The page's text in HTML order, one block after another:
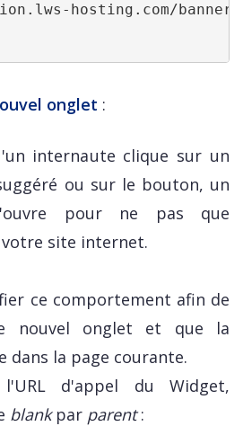
hosting.com/banners/
onglet :
internaute clique sur un
ou sur le bouton, un
pour ne pas que
site internet.
ce comportement afin de
nouvel onglet et que la
dans la page courante.
d'appel du Widget,
blankpar parent: